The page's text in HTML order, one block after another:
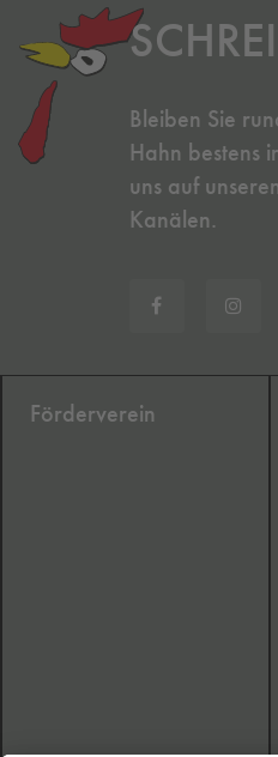
Bleiben Sie
Hahn bestens
uns auf
Kanälen.
Förderverein